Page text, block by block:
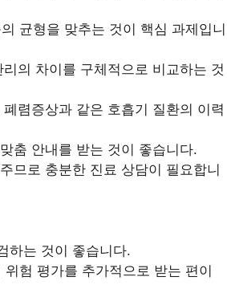
균형을 맞추는 것이 핵심 과제입니
의 차이를 구체적으로 비교하는 것
렴증상과 같은 호흡기 질환의 이력
춤 안내를 받는 것이 좋습니다.
므로 충분한 진료 상담이 필요합니
하는 것이 좋습니다.
험 평가를 추가적으로 받는 편이